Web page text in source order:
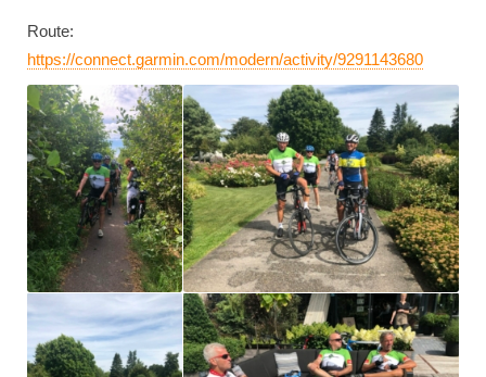
Route:
https://connect.garmin.com/modern/activity/9291143680